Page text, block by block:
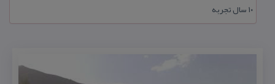
۱۰ سال تجربه